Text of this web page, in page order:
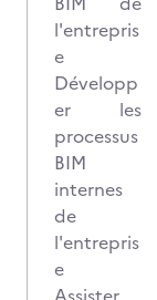
l'entrepris
e
Développ
er les
processus
BIM
internes
de
l'entrepris
e